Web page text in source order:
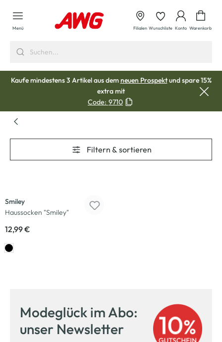
springen
Menü Filialen Wunschliste Konto Warenkorb
Kaufe mindestens 3 Artikel aus demneuen Prospektund spare 15%
extra mit
Code: 9710
Filtern & sortieren
Smiley
Haussocken "Smiley"
12,99 €
Modeglück im Abo:
unser Newsletter